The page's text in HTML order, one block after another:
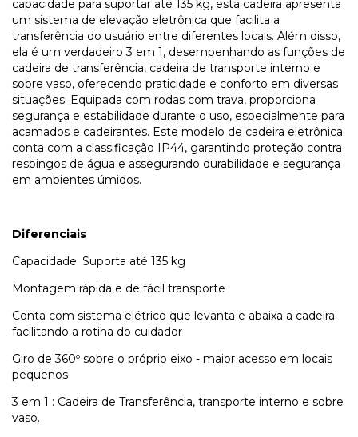
capacidade para suportar até 135 kg, esta cadeira apresenta
um sistema de elevação eletrônica que facilita a
transferência do usuário entre diferentes locais. Além disso,
ela é um verdadeiro 3 em 1, desempenhando as funções de
cadeira de transferência, cadeira de transporte interno e
sobre vaso, oferecendo praticidade e conforto em diversas
situações. Equipada com rodas com trava, proporciona
segurança e estabilidade durante o uso, especialmente para
acamados e cadeirantes. Este modelo de cadeira eletrônica
conta com a classificação IP44, garantindo proteção contra
respingos de água e assegurando durabilidade e segurança
em ambientes úmidos.
Diferenciais
Capacidade: Suporta até 135 kg
Montagem rápida e de fácil transporte
Conta com sistema elétrico que levanta e abaixa a cadeira
facilitando a rotina do cuidador
Giro de 360º sobre o próprio eixo - maior acesso em locais
pequenos
3 em 1 : Cadeira de Transferência, transporte interno e sobre
vaso.